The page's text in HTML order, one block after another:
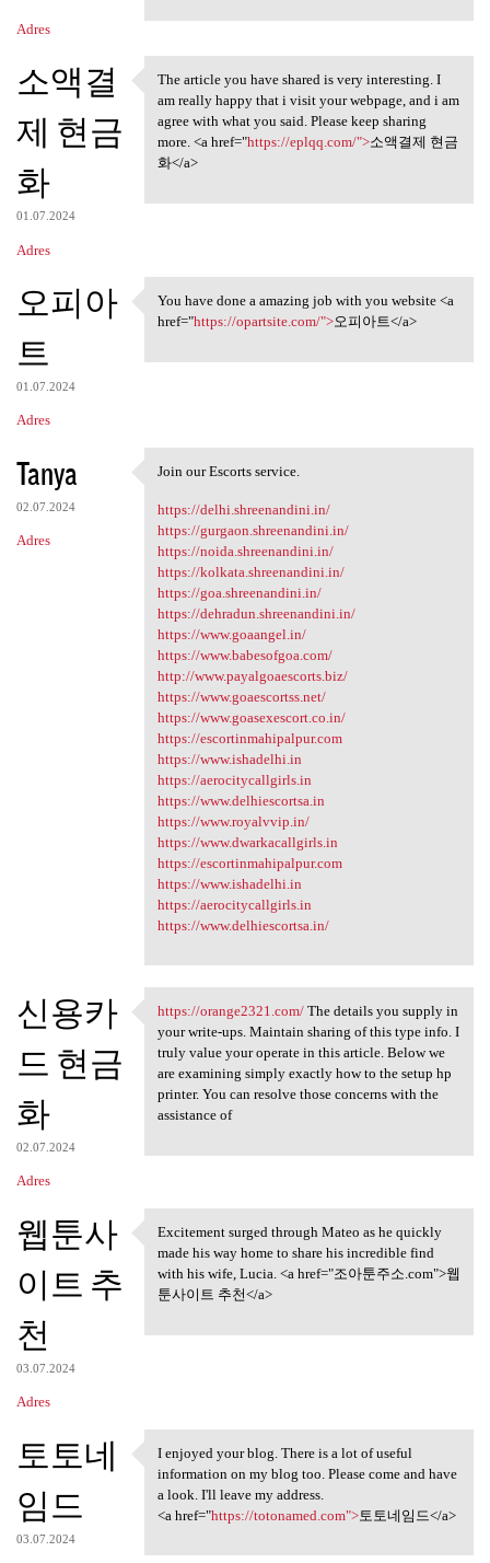
Adres
소액결
제 현금
화
01.07.2024
Adres
The article you have shared
The article you have shared is very interesting. I
am really happy that i visit your webpage, and i am
agree with what you said. Please keep sharing
more. <a href="https://eplqq.com/">소액결제 현금
화</a>
오피아
트
01.07.2024
Adres
You have done a amazing job
You have done a amazing job with you website <a
href="https://opartsite.com/">오피아트</a>
Tanya
02.07.2024
Adres
Join our Escorts service.
Join our Escorts service.
https://delhi.shreenandini.in/
https://gurgaon.shreenandini.in/
https://noida.shreenandini.in/
https://kolkata.shreenandini.in/
https://goa.shreenandini.in/
https://dehradun.shreenandini.in/
https://www.goaangel.in/
https://www.babesofgoa.com/
http://www.payalgoaescorts.biz/
https://www.goaescortss.net/
https://www.goasexescort.co.in/
https://escortinmahipalpur.com
https://www.ishadelhi.in
https://aerocitycallgirls.in
https://www.delhiescortsa.in
https://www.royalvvip.in/
https://www.dwarkacallgirls.in
https://escortinmahipalpur.com
https://www.ishadelhi.in
https://aerocitycallgirls.in
https://www.delhiescortsa.in/
신용카
드 현금
화
02.07.2024
Adres
https://orange2321.com/ The
https://orange2321.com/The details you supply in
your write-ups. Maintain sharing of this type info. I
truly value your operate in this article. Below we
are examining simply exactly how to the setup hp
printer. You can resolve those concerns with the
assistance of
웹툰사
이트 추
천
03.07.2024
Adres
Excitement surged through
Excitement surged through Mateo as he quickly
made his way home to share his incredible find
with his wife, Lucia. <a href="조아툰주소.com">웹
툰사이트 추천</a>
토토네
임드
03.07.2024
I enjoyed your blog. There is
I enjoyed your blog. There is a lot of useful
information on my blog too. Please come and have
a look. I'll leave my address.
<a href="https://totonamed.com">토토네임드</a>